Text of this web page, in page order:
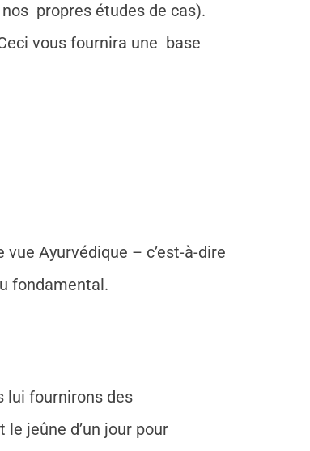
propres études de cas).
vous fournira une base
Ayurvédique – c’est-à-dire
fondamental.
lui fournirons des
jeûne d’un jour pour